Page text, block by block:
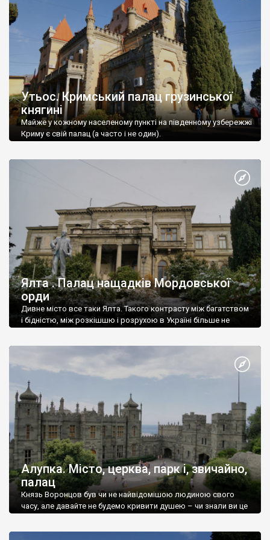
Утьос. Кримський палац грузинської
княгині
Майже у кожному населеному пункті на південному узбережжі
Криму є свій палац (а часто і не один).
Ялта . Палац нащадків Мордовської
орди
Дивне місто все таки Ялта. Такого контрасту між багатством
і бідністю, між розкішшю і розрухою в Україні більше не
Алупка. Місто, церква, парк і, звичайно,
палац
Князь Воронцов був чи не найвідомішою людиною свого
часу, але давайте не будемо кривити душею – чи знали ви це